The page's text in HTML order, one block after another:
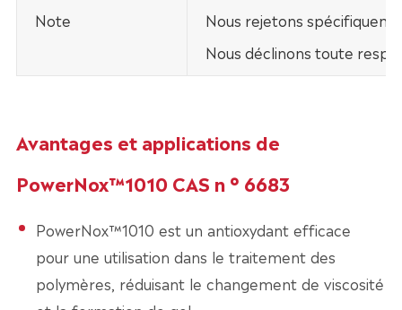
Note
Nous rejetons
Nous déclinons toute
Avantages et applications de
PowerNox™1010 CAS n ° 6683
PowerNox™1010 est un antioxydant efficace
pour une utilisation dans le traitement des
polymères, réduisant le changement de viscosité